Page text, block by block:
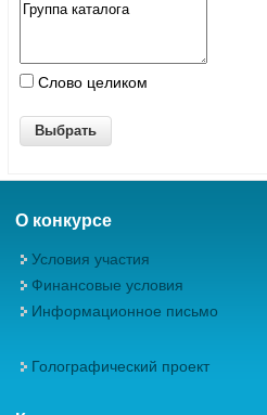
Слово целиком
О конкурсе
Условия участия
Финансовые условия
Информационное письмо
Голографический проект